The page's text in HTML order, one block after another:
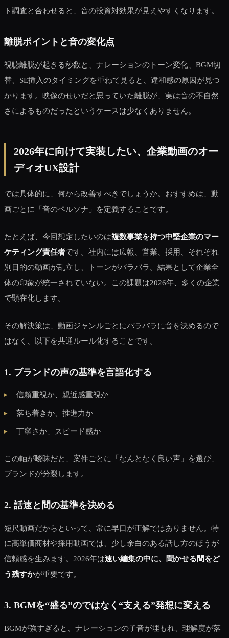
ト調査と合わせると、音の投資対効果が見えやすくなります。
離脱ポイントと音の変化点
視聴離脱が起きる秒数と、ナレーションのトーン変化、BGM切
替、SE挿入のタイミングを重ねて見ると、違和感の原因が見つ
かります。映像のせいだと思っていた離脱が、実は音の不自然
さによるものだったというケースは少なくありません。
2026年に向けて実装したい、企業動画のオー
ディオUX設計
では具体的に、何から改善すべきでしょうか。おすすめは、動
画ごとに「音のペルソナ」を定義することです。
たとえば、今回想定したいのは複数事業を持つ中堅企業のマー
ケティング責任者です。社内には広報、営業、採用、それぞれ
別目的の動画が乱立し、トーンがバラバラ。結果として企業全
体の印象が統一されていない。この課題は2026年、多くの企業
で顕在化します。
その解決策は、動画ジャンルごとにバラバラに音を決めるので
はなく、以下を共通ルール化することです。
1. ブランドの声の基準を言語化する
信頼重視か、親近感重視か
落ち着きか、推進力か
丁寧さか、スピード感か
この軸が曖昧だと、案件ごとに「なんとなく良い声」を選び、
ブランドが分裂します。
2. 話速と間の基準を決める
短尺動画だからといって、常に早口が正解ではありません。特
に高単価商材や採用動画では、少し余白のある話し方のほうが
信頼感を生みます。2026年は速い編集の中に、聞かせる間をど
う残すかが重要です。
3. BGMを“盛る”のではなく“支える”発想に変える
BGMが強すぎると、ナレーションの子音が埋もれ、理解度が落